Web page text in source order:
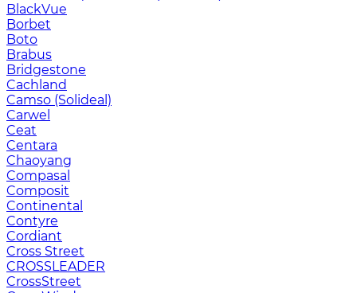
BlackVue
Borbet
Boto
Brabus
Bridgestone
Cachland
Camso (Solideal)
Carwel
Ceat
Centara
Chaoyang
Compasal
Composit
Continental
Contyre
Cordiant
Cross Street
CROSSLEADER
CrossStreet